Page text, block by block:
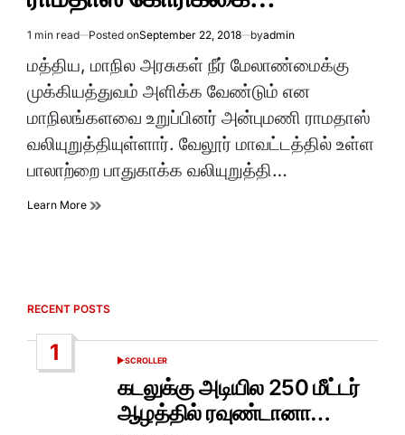
Estimated
read
time
1 min read Posted onSeptember 22, 2018 byadmin
மத்திய, மாநில அரசுகள் நீர் மேலாண்மைக்கு
முக்கியத்துவம் அளிக்க வேண்டும் என
மாநிலங்களவை உறுப்பினர் அன்புமணி ராமதாஸ்
வலியுறுத்தியுள்ளார். வேலூர் மாவட்டத்தில் உள்ள
பாலாற்றை பாதுகாக்க வலியுறுத்தி…
Learn More
RECENT POSTS
1
POSTED
SCROLLER
கடலுக்கு அடியில 250 மீட்டர்
ஆழத்தில் ரவுண்டானா…